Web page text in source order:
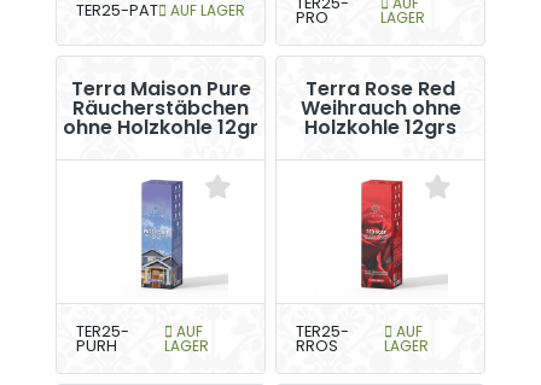
TER25-PAT AUF LAGER PRO LAGER
Terra Maison Pure
Räucherstäbchen
ohne Holzkohle 12gr
TER25-
PURH
AUF
LAGER
Terra Rose Red
Weihrauch ohne
Holzkohle 12grs
TER25-
RROS
AUF
LAGER